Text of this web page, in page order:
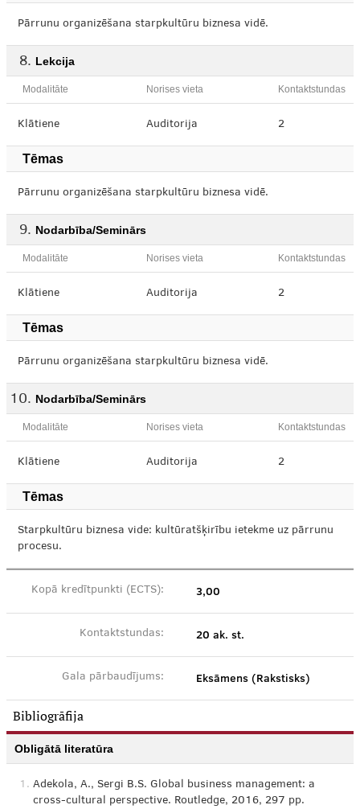
Pārrunu organizēšana starpkultūru biznesa vidē.
Lekcija
Modalitāte Norises vieta Kontaktstundas
Klātiene Auditorija 2
Tēmas
Pārrunu organizēšana starpkultūru biznesa vidē.
Nodarbība/Seminārs
Modalitāte Norises vieta Kontaktstundas
Klātiene Auditorija 2
Tēmas
Pārrunu organizēšana starpkultūru biznesa vidē.
Nodarbība/Seminārs
Modalitāte Norises vieta Kontaktstundas
Klātiene Auditorija 2
Tēmas
Starpkultūru biznesa vide: kultūratšķirību ietekme uz pārrunu
procesu.
Kopā kredītpunkti (ECTS): 3,00
Kontaktstundas: 20 ak. st.
Gala pārbaudījums: Eksāmens (Rakstisks)
Bibliogrāfija
Obligātā literatūra
1. Adekola, A., Sergi B.S. Global business management: a
cross-cultural perspective. Routledge, 2016, 297 pp.